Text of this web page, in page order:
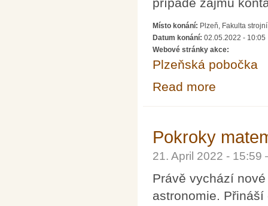
Místo konání: Plzeň, Fakulta
Datum konání: 02.05.2022 - 10:05
Webové stránky akce:
Plzeňská pobočka
Read more
Pokroky
21. April 2022 -
Právě vychází
astronomie.